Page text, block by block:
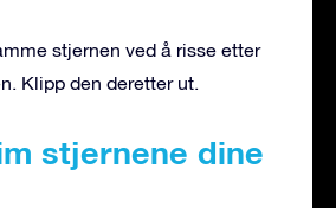
stjernen ved å risse etter
Klipp den deretter ut.
stjernene dine